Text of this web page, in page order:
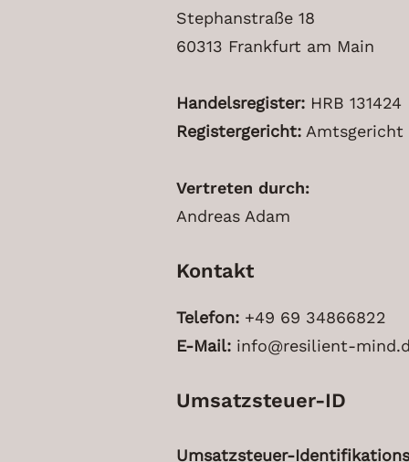
Stephanstraße 18
60313 Frankfurt am Main
Handelsregister: HRB 131424
Registergericht: Amtsgericht
Vertreten durch:
Andreas Adam
Kontakt
Telefon: +49 69 34866822
E-Mail: info@resilient-
Umsatzsteuer-ID
Umsatzsteuer-